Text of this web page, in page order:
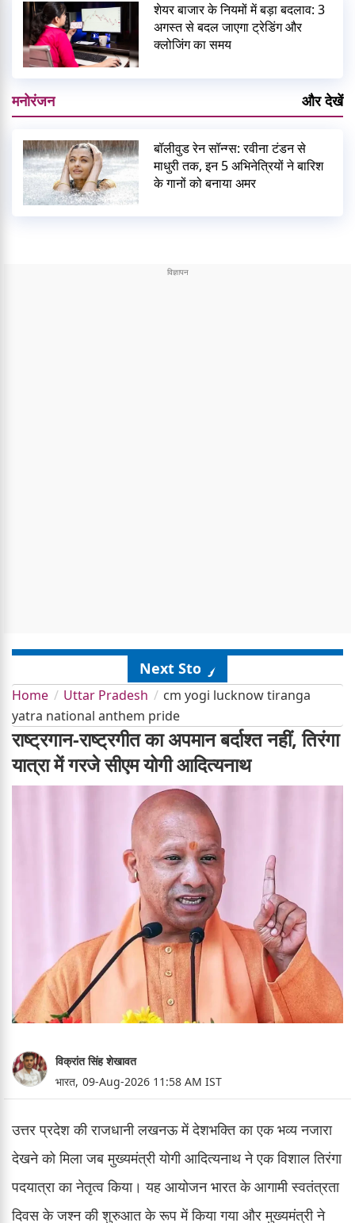
शेयर बाजार के नियमों में बड़ा बदलाव: 3
अगस्त से बदल जाएगा ट्रेडिंग और
क्लोजिंग का समय
मनोरंजन और देखें
बॉलीवुड रेन सॉन्ग्स: रवीना टंडन से
माधुरी तक, इन 5 अभिनेत्रियों ने बारिश
के गानों को बनाया अमर
Next Story
Home Uttar Pradesh
cm yogi lucknow tiranga
yatra national anthem pride
राष्ट्रगान-राष्ट्रगीत का अपमान बर्दाश्त नहीं, तिरंगा
यात्रा में गरजे सीएम योगी आदित्यनाथ
विक्रांत सिंह शेखावत
भारत, 09-Aug-2026 11:58 AM IST
उत्तर प्रदेश की राजधानी लखनऊ में देशभक्ति का एक भव्य नजारा
देखने को मिला जब मुख्यमंत्री योगी आदित्यनाथ ने एक विशाल तिरंगा
पदयात्रा का नेतृत्व किया। यह आयोजन भारत के आगामी स्वतंत्रता
दिवस के जश्न की शुरुआत के रूप में किया गया और मुख्यमंत्री ने